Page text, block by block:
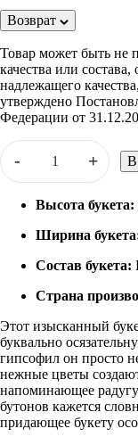
Возврат
Товар может быть не
качества или
надлежащего
утверждено
Федерации от
- + В
Высота букета:
Ширина
Состав букета:
Страна
Этот изысканный
буквально
гипсофил он просто
нежные цветы
напоминающее
бутонов кажется
придающее букету